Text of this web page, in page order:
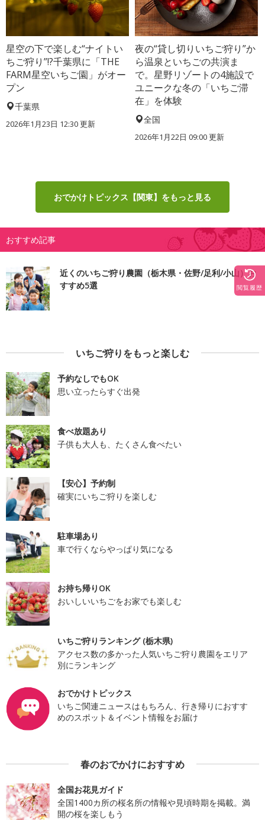
星空の下で楽しむ“ナイトい
ちご狩り”!?千葉県に「THE
FARM星空いちご園」がオー
プン
千葉県
2026年1月23日 12:30 更新
夜の“貸し切りいちご狩り”か
ら温泉といちごの共演ま
で。星野リゾートの4施設で
ユニークな冬の「いちご滞
在」を体験
全国
2026年1月22日 09:00 更新
おでかけトピックス【関東】をもっと見る
おすすめ記事
近くのいちご狩り農園（栃木県・佐野/足利/小山）お
すすめ5選
いちご狩りをもっと楽しむ
予約なしでもOK
思い立ったらすぐ出発
食べ放題あり
子供も大人も、たくさん食べたい
【安心】予約制
確実にいちご狩りを楽しむ
駐車場あり
車で行くならやっぱり気になる
お持ち帰りOK
おいしいいちごをお家でも楽しむ
いちご狩りランキング (栃木県)
アクセス数の多かった人気いちご狩り農園をエリア
別にランキング
おでかけトピックス
いちご関連ニュースはもちろん、行き帰りにおすす
めのスポット＆イベント情報をお届け
春のおでかけにおすすめ
全国お花見ガイド
全国1400カ所の桜名所の情報や見頃時期を掲載。満
開の桜を楽しもう
閲覧履歴